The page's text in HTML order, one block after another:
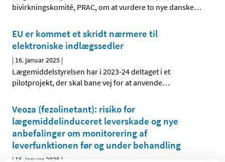
bivirkningskomité, PRAC, om at vurdere to nye danske…
EU er kommet et skridt nærmere til
elektroniske indlægssedler
| 16. januar 2025 |
Lægemiddelstyrelsen har i 2023-24 deltaget i et
pilotprojekt, der skal bane vej for at anvende…
Veoza (fezolinetant): risiko for
lægemiddelinduceret leverskade og nye
anbefalinger om monitorering af
leverfunktionen før og under behandling
| 15. januar 2025 |